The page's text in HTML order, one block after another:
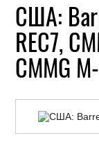
США:
REC7,
CMMG